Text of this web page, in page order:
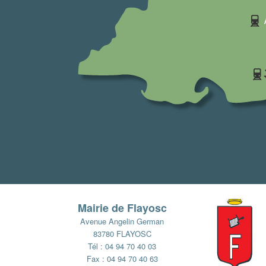
Mairie de Flayosc
Avenue Angelin German
83780 FLAYOSC
Tél : 04 94 70 40 03
Fax : 04 94 70 40 63